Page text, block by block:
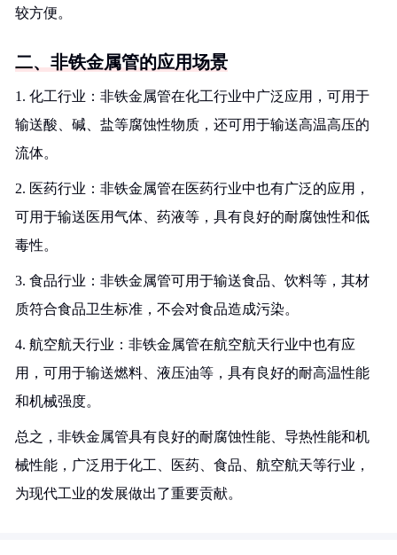
较方便。
二、非铁金属管的应用场景
1. 化工行业：非铁金属管在化工行业中广泛应用，可用于
输送酸、碱、盐等腐蚀性物质，还可用于输送高温高压的
流体。
2. 医药行业：非铁金属管在医药行业中也有广泛的应用，
可用于输送医用气体、药液等，具有良好的耐腐蚀性和低
毒性。
3. 食品行业：非铁金属管可用于输送食品、饮料等，其材
质符合食品卫生标准，不会对食品造成污染。
4. 航空航天行业：非铁金属管在航空航天行业中也有应
用，可用于输送燃料、液压油等，具有良好的耐高温性能
和机械强度。
总之，非铁金属管具有良好的耐腐蚀性能、导热性能和机
械性能，广泛用于化工、医药、食品、航空航天等行业，
为现代工业的发展做出了重要贡献。